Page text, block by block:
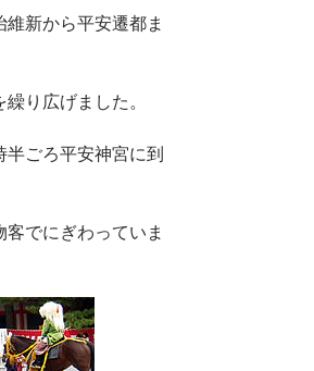
新から平安遷都ま
り広げました。
半ごろ平安神宮に到
でにぎわっていま